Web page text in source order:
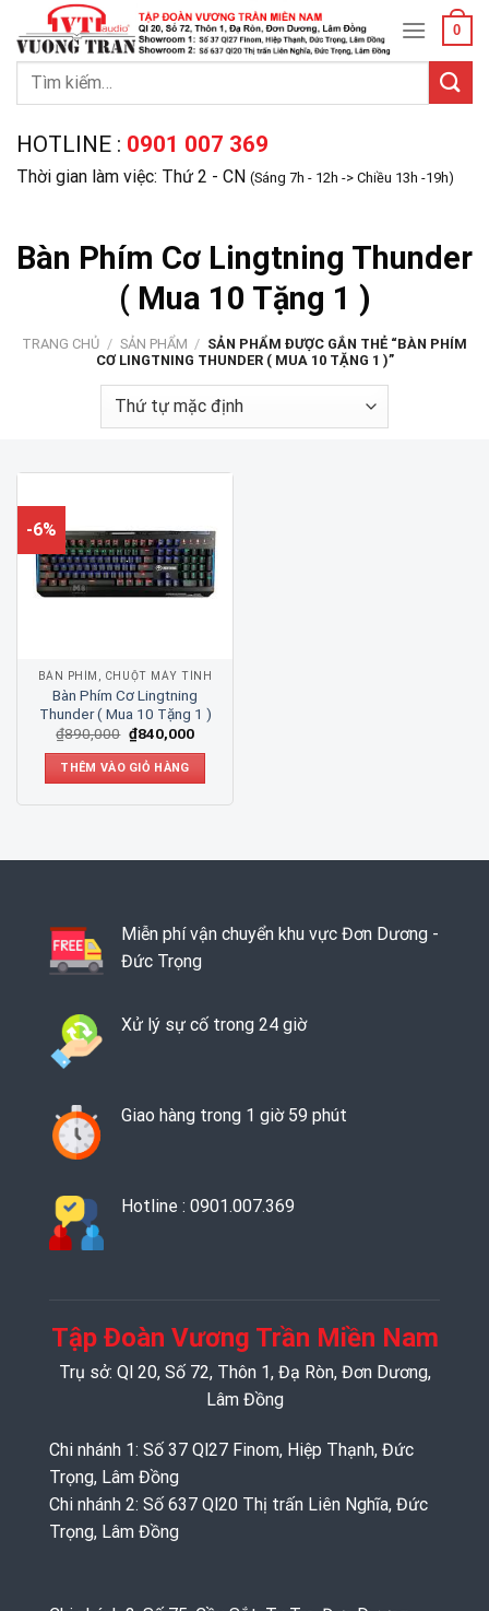
content
0
Tìm
HOTLINE : 0901 007 369
Thời gian làm việc: Thứ 2 - CN (Sáng 7h - 12h -> Chiều 13h -19h)
Bàn Phím Cơ Lingtning Thunder
( Mua 10 Tặng 1 )
TRANG CHỦ / SẢN PHẨM / SẢN PHẨM ĐƯỢC GẮN THẺ “BÀN PHÍM
CƠ LINGTNING THUNDER ( MUA 10 TẶNG 1 )”
-6%
BÀN PHÍM, CHUỘT MÁY TÍNH
Bàn Phím Cơ Lingtning
Thunder ( Mua 10 Tặng 1 )
₫890,000 ₫840,000
THÊM VÀO GIỎ HÀNG
Miễn phí vận chuyển khu vực Đơn Dương -
Đức Trọng
Xử lý sự cố trong 24 giờ
Giao hàng trong 1 giờ 59 phút
Hotline : 0901.007.369
Tập Đoàn Vương Trần Miền Nam
Trụ sở: Ql 20, Số 72, Thôn 1, Đạ Ròn, Đơn Dương,
Lâm Đồng
Chi nhánh 1: Số 37 Ql27 Finom, Hiệp Thạnh, Đức
Trọng, Lâm Đồng
Chi nhánh 2: Số 637 Ql20 Thị trấn Liên Nghĩa, Đức
Trọng, Lâm Đồng